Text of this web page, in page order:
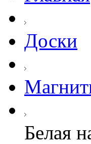
Доски
Белая